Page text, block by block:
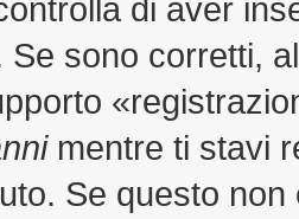
di aver
Se sono corretti,
mentre ti stavi
Se questo